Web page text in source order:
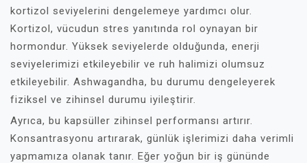
kortizol seviyelerini dengelemeye yardımcı olur.
Kortizol, vücudun stres yanıtında rol oynayan bir
hormondur. Yüksek seviyelerde olduğunda, enerji
seviyelerimizi etkileyebilir ve ruh halimizi olumsuz
etkileyebilir. Ashwagandha, bu durumu dengeleyerek
fiziksel ve zihinsel durumu iyileştirir.
Ayrıca, bu kapsüller zihinsel performansı artırır.
Konsantrasyonu artırarak, günlük işlerimizi daha verimli
yapmamıza olanak tanır. Eğer yoğun bir iş gününde